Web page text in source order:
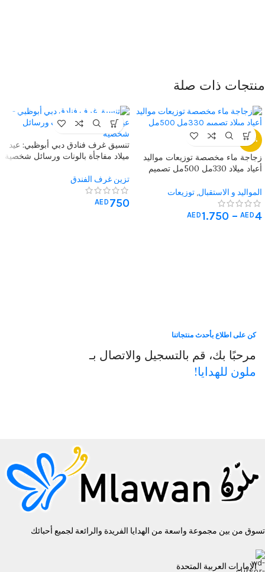
منتجات ذات صلة
-20%
زجاجة ماء مخصصة توزيعات مواليد
أعياد ميلاد 330مل 500مل تصميم
المواليد و الاستقبال, توزيعات
المناسبات,هدايا المؤسسات
مياه مخصصة
AED4
–
AED 1.750
تنسيق غرف فنادق دبي أبوظبي: عيد
ميلاد مفاجأة بالونات ورسائل شخصية
تزين غرف الفندق
AED 750
كن على اطلاع بأحدث منتجاتنا
مرحبًا بك، قم بالتسجيل والاتصال بـ
ملون للهدايا!
تسوق من بين مجموعة واسعة من الهدايا الفريدة والرائعة لجميع أحبائك
الإمارات العربية المتحدة